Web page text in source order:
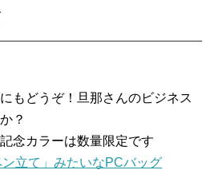
もどうぞ！旦那さんのビジネス
？
念カラーは数量限定です
立て」みたいなPCバッグ